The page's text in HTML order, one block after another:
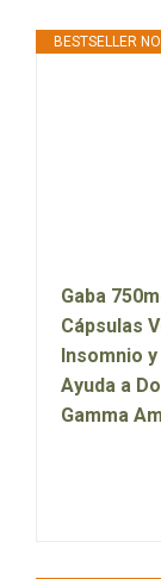
BESTSELLER
Gaba
Cápsulas
Insomnio
Ayuda a
Gamma